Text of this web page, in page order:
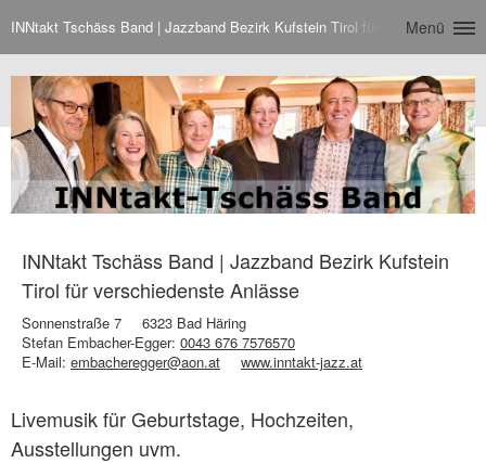
INNtakt Tschäss Band | Jazzband Bezirk Kufstein Tirol für verschiedenste
Menü
INNtakt Tschäss Band | Jazzband Bezirk Kufstein
Tirol für verschiedenste Anlässe
Sonnenstraße 7
6323 Bad Häring
Stefan Embacher-Egger: 0043 676 7576570
E-Mail: embacheregger@aon.at www.inntakt-jazz.at
Livemusik für Geburtstage, Hochzeiten,
Ausstellungen uvm.